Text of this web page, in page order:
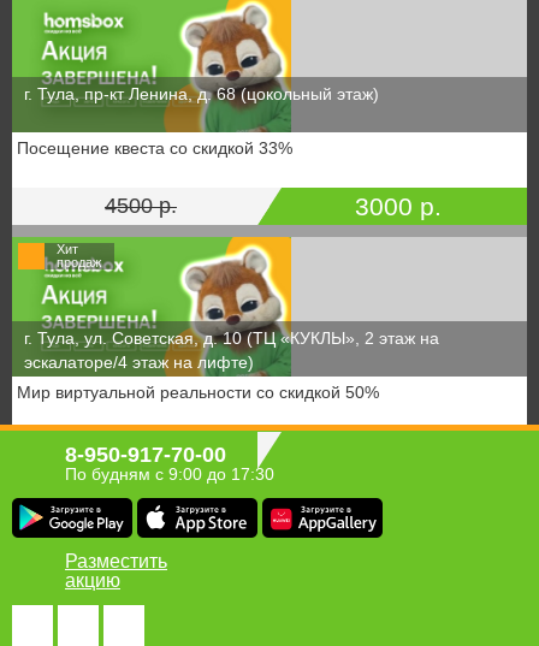
г. Тула, пр-кт Ленина, д. 68 (цокольный этаж)
Посещение квеста со скидкой 33%
4500 р. 3000 р.
Хит
продаж
г. Тула, ул. Советская, д. 10 (ТЦ «КУКЛЫ», 2 этаж на
эскалаторе/4 этаж на лифте)
Мир виртуальной реальности со скидкой 50%
700 р.
8-950-917-70-00
По будням с 9:00 до 17:30
Разместить
акцию